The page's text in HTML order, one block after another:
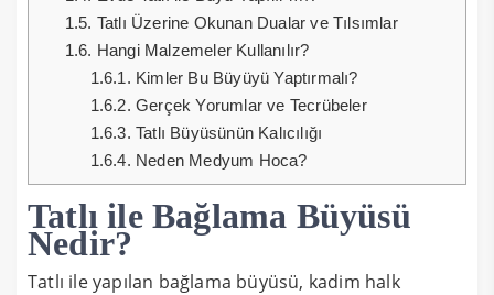
1.5. Tatlı Üzerine Okunan Dualar ve Tılsımlar
1.6. Hangi Malzemeler Kullanılır?
1.6.1. Kimler Bu Büyüyü Yaptırmalı?
1.6.2. Gerçek Yorumlar ve Tecrübeler
1.6.3. Tatlı Büyüsünün Kalıcılığı
1.6.4. Neden Medyum Hoca?
Tatlı ile Bağlama Büyüsü
Nedir?
Tatlı ile yapılan bağlama büyüsü, kadim halk